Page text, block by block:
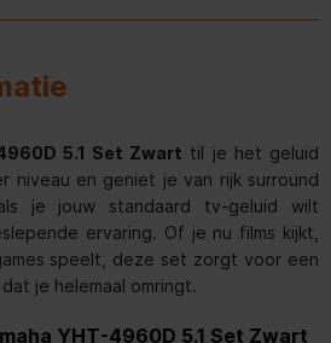
5.1 Set Zwart til je het geluid
niveau en geniet je van rijk surround
je jouw standaard tv-geluid wilt
ervaring. Of je nu films kijkt,
speelt, deze set zorgt voor een
je helemaal omringt.
YHT-4960D 5.1 Set Zwart